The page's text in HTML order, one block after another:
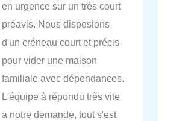
en urgence sur un très court
préavis. Nous disposions
d'un créneau court et précis
pour vider une maison
familiale avec dépendances.
L'équipe à répondu très vite
a notre demande, tout s'est